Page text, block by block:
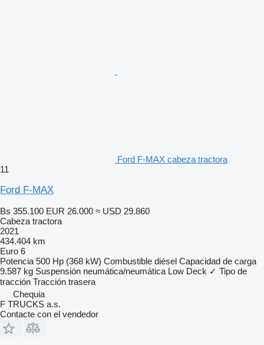
Ford F-MAX cabeza tractora
11
Ford F-MAX
Bs 355.100 EUR 26.000 ≈ USD 29.860
Cabeza tractora
2021
434.404 km
Euro 6
Potencia 500 Hp (368 kW) Combustible diésel Capacidad de carga
9.587 kg Suspensión neumática/neumática Low Deck ✓ Tipo de
tracción Tracción trasera
Chequia
F TRUCKS a.s.
Contacte con el vendedor